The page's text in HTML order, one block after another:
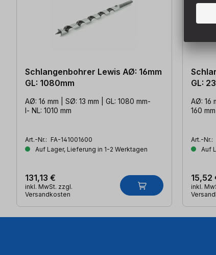
Schlangenbohrer Lewis AØ: 16mm
GL: 1080mm
AØ: 16 mm | SØ: 13 mm | GL: 1080 mm-
l- NL: 1010 mm
Art.-Nr.: FA-141001600
Auf Lager, Lieferung in 1-2 Werktagen
131,13 €
inkl. MwSt. zzgl.
Versandkosten
GL:
AØ: 16
160 mm
Art.-Nr.:
Auf
15,52
inkl.